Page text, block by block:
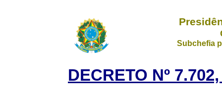
Subchefia
DECRETO Nº